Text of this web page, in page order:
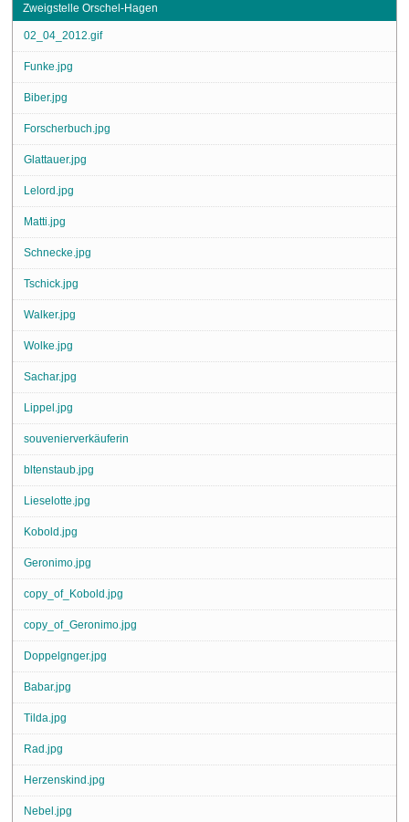
Zweigstelle Orschel-Hagen
02_04_2012.gif
Funke.jpg
Biber.jpg
Forscherbuch.jpg
Glattauer.jpg
Lelord.jpg
Matti.jpg
Schnecke.jpg
Tschick.jpg
Walker.jpg
Wolke.jpg
Sachar.jpg
Lippel.jpg
souvenierverkäuferin
bltenstaub.jpg
Lieselotte.jpg
Kobold.jpg
Geronimo.jpg
copy_of_Kobold.jpg
copy_of_Geronimo.jpg
Doppelgnger.jpg
Babar.jpg
Tilda.jpg
Rad.jpg
Herzenskind.jpg
Nebel.jpg